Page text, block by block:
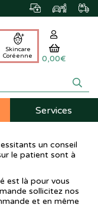
Skincare
Coréenne
0,00€
Services
un conseil
le patient sont à
est là pour vous
sollicitez nos
et en même